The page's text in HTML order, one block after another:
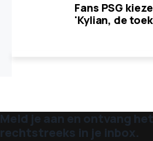
Fans PSG
'Kylian, de
Meld je aan en ontvang
rechtstreeks in je inbox.